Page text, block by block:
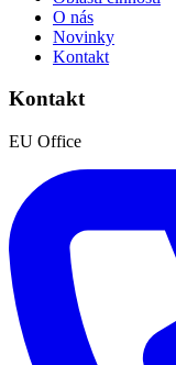
O nás
Novinky
Kontakt
Kontakt
EU Office